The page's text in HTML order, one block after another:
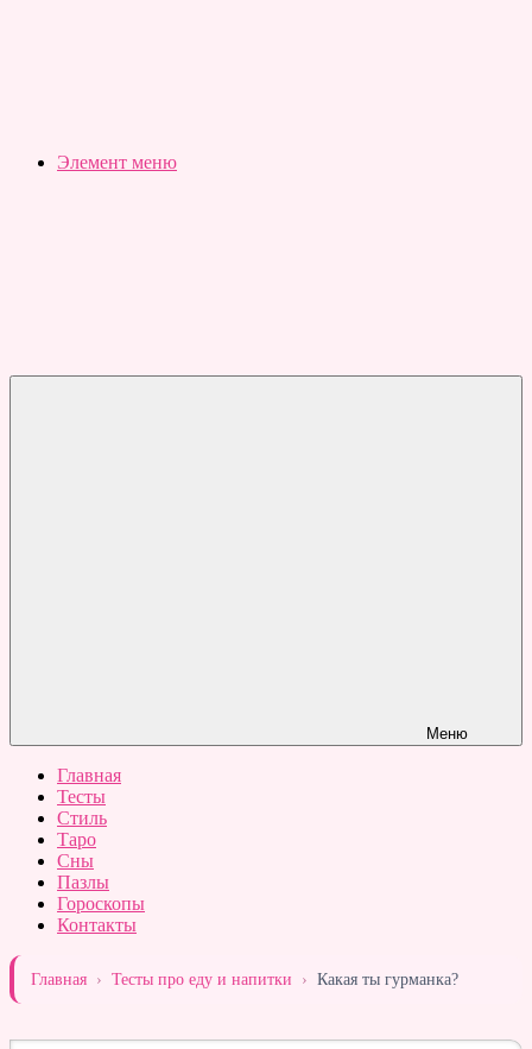
Элемент меню
Меню
Главная
Тесты
Стиль
Таро
Сны
Пазлы
Гороскопы
Контакты
Главная › Тесты про еду и напитки › Какая ты гурманка?